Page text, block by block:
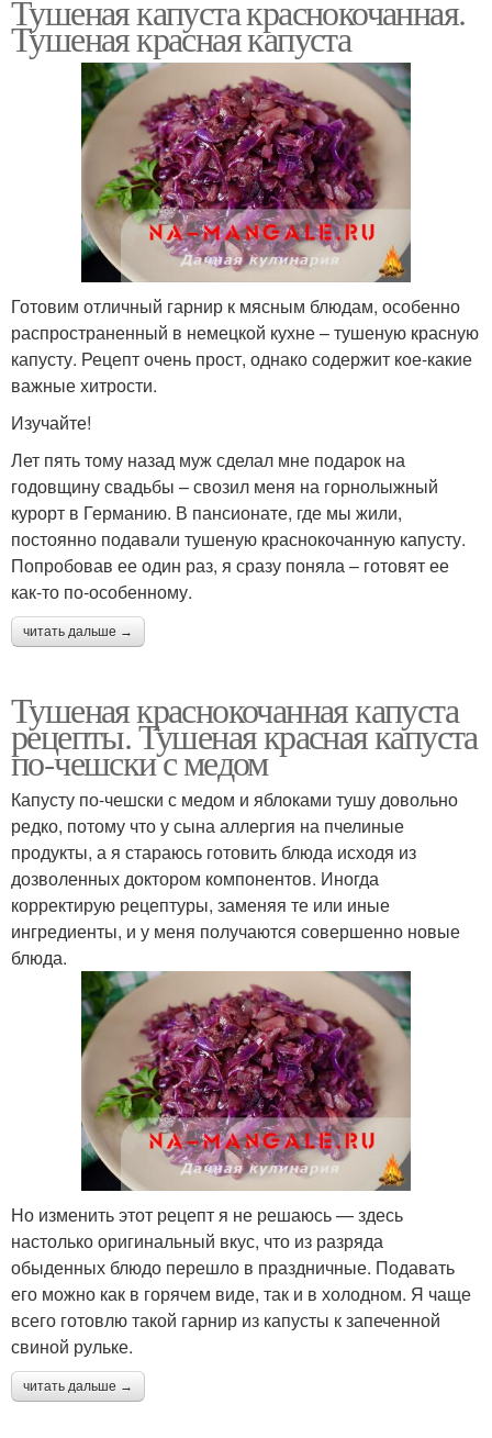
Тушеная капуста краснокочанная.
Тушеная красная капуста
Готовим отличный гарнир к мясным блюдам, особенно
распространенный в немецкой кухне – тушеную красную
капусту. Рецепт очень прост, однако содержит кое-какие
важные хитрости.
Изучайте!
Лет пять тому назад муж сделал мне подарок на
годовщину свадьбы – свозил меня на горнолыжный
курорт в Германию. В пансионате, где мы жили,
постоянно подавали тушеную краснокочанную капусту.
Попробовав ее один раз, я сразу поняла – готовят ее
как-то по-особенному.
читать дальше →
Тушеная краснокочанная капуста
рецепты. Тушеная красная капуста
по-чешски с медом
Капусту по-чешски с медом и яблоками тушу довольно
редко, потому что у сына аллергия на пчелиные
продукты, а я стараюсь готовить блюда исходя из
дозволенных доктором компонентов. Иногда
корректирую рецептуры, заменяя те или иные
ингредиенты, и у меня получаются совершенно новые
блюда.
Но изменить этот рецепт я не решаюсь — здесь
настолько оригинальный вкус, что из разряда
обыденных блюдо перешло в праздничные. Подавать
его можно как в горячем виде, так и в холодном. Я чаще
всего готовлю такой гарнир из капусты к запеченной
свиной рульке.
читать дальше →